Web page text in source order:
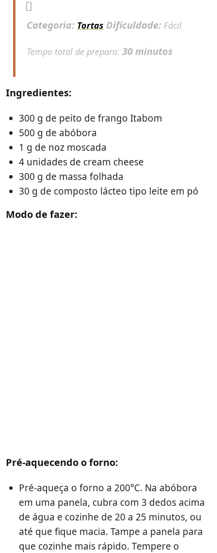
Categoria: Tortas Dificuldade: Fácil
Tempo total de preparo: 30 minutos
Ingredientes:
300 g de peito de frango Itabom
500 g de abóbora
1 g de noz moscada
4 unidades de cream cheese
300 g de massa folhada
30 g de composto lácteo tipo leite em pó
Modo de fazer:
Pré-aquecendo o forno:
Pré-aqueça o forno a 200°C. Na abóbora
em uma panela, cubra com 3 dedos acima
de água e cozinhe de 20 a 25 minutos, ou
até que fique macia. Tampe a panela para
que cozinhe mais rápido. Tempere o